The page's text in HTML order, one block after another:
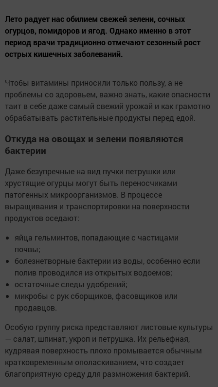
Лето радует нас обилием свежей зелени, сочных
огурцов, помидоров и ягод. Однако именно в этот
период врачи традиционно отмечают сезонный рост
острых кишечных заболеваний.
Чтобы витамины приносили только пользу, а не
проблемы со здоровьем, важно знать, какие опасности
таит в себе даже самый свежий урожай и как грамотно
обрабатывать растительные продукты перед едой.
Откуда на овощах и зелени появляются
бактерии
Даже безупречные на вид пучки петрушки или
хрустящие огурцы могут быть переносчиками
патогенных микроорганизмов. В процессе
выращивания и транспортировки на поверхности
продуктов оседают:
яйца гельминтов, попадающие с частицами
почвы;
болезнетворные бактерии из воды, особенно если
полив проводился из открытых водоемов;
остаточные следы удобрений;
микробы с рук сборщиков, фасовщиков или
продавцов.
Особую группу риска представляют листовые культуры
— салат, шпинат, укроп и петрушка. Их рельефная,
кудрявая поверхность плохо промывается обычным
кратковременным ополаскиванием, что создает
благоприятную среду для размножения бактерий.